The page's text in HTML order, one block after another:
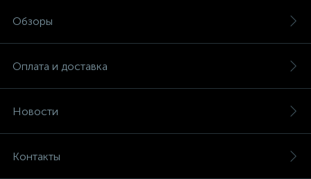
Обзоры
Оплата и доставка
Новости
Контакты